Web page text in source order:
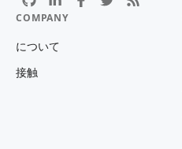
COMPANY
について
接触